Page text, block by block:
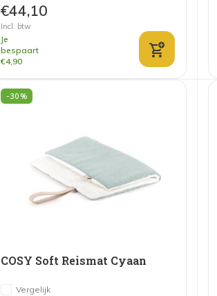
€44,10
Incl. btw
Je
bespaart
€4,90
-30%
COSY Soft Reismat Cyaan
Vergelijk